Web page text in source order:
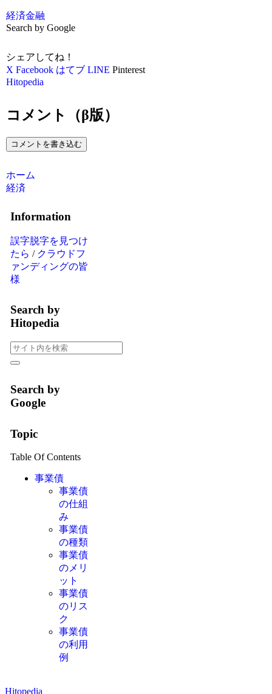
経済金融
Search by Google
シェアしてね！
X Facebook はてブ LINE Pinterest
Hitopedia
コメント（β版）
コメントを書き込む
ホーム
経済
Information
誤字脱字を見つけ
たら / クラウドフ
ァンディングの皆
様
Search by
Hitopedia
Search by
Google
Topic
Table Of Contents
事業債
事業債
の仕組
み
事業債
の種類
事業債
のメリ
ット
事業債
のリス
ク
事業債
の利用
例
Hitopedia